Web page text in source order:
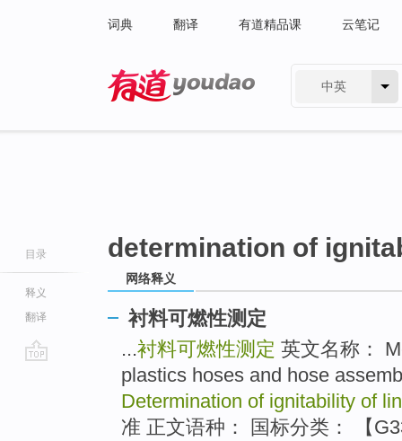
词典 翻译 有道精品课 云笔记
中英
目录
释义
翻译
determination of
网络释义
衬料可燃性测定
...衬料可燃性测定 英文名称：
plastics hoses and hose
Determination of ignitability of
准 正文语种： 国标分类： 【